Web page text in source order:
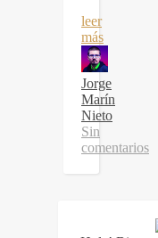
leer
más
Jorge
Marín
Nieto
Sin
comentarios